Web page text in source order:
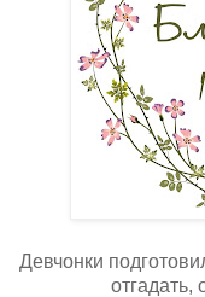
Девчонки
отгадать,